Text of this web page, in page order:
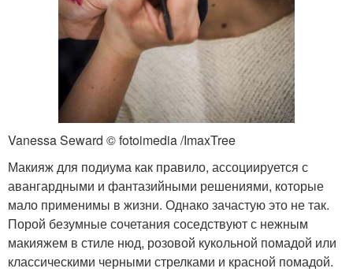
Vanessa Seward © fotoimedia /ImaxTree
Макияж для подиума как правило, ассоциируется с
авангардными и фантазийными решениями, которые
мало применимы в жизни. Однако зачастую это не так.
Порой безумные сочетания соседствуют с нежным
макияжем в стиле нюд, розовой кукольной помадой или
классическими черными стрелками и красной помадой.